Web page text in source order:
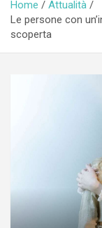
Home
Attualità
Le persone con
scoperta